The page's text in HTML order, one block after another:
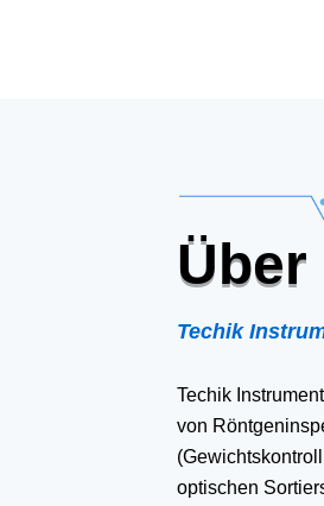
Über
Techik
Techik
von
optischen